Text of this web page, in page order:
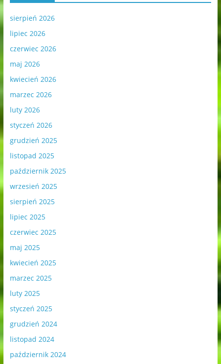
sierpień 2026
lipiec 2026
czerwiec 2026
maj 2026
kwiecień 2026
marzec 2026
luty 2026
styczeń 2026
grudzień 2025
listopad 2025
październik 2025
wrzesień 2025
sierpień 2025
lipiec 2025
czerwiec 2025
maj 2025
kwiecień 2025
marzec 2025
luty 2025
styczeń 2025
grudzień 2024
listopad 2024
październik 2024